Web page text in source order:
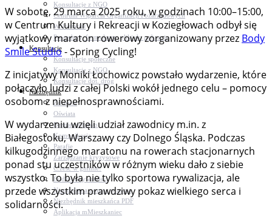
Konsultacje z NGO
Centrum Wsparcia Organizacji Pozarządowych
Wolontariat
Procedury, formularze, pliki do pobrania
Konsultacje
Konsultacje społeczne
Konsultacje z NGO
Konsultacje dot. dróg
Niezbędnik
Zdrowie
Oświata
Bezpieczeństwo
Komunikacja
Parafie
Zarządzanie kryzysowe
C.ześć w gminie!
Budżet obywatelski
Nieodpłatna pomoc prawna
Niezbędnik mieszkańca PDF
Aplikacja mMieszkaniec
W sobotę, 29 marca 2025 roku, w godzinach 10:00–15:00,
w Centrum Kultury i Rekreacji w Koziegłowach odbył się
wyjątkowy maraton rowerowy zorganizowany przez Body
Smile Studio- Spring Cycling!
Z inicjatywy Moniki Łochowicz powstało wydarzenie, które
połączyło ludzi z całej Polski wokół jednego celu – pomocy
osobom z niepełnosprawnościami.
W wydarzeniu wzięli udział zawodnicy m.in. z
Białegostoku, Warszawy czy Dolnego Śląska. Podczas
kilkugodzinnego maratonu na rowerach stacjonarnych
ponad stu uczestników w różnym wieku dało z siebie
wszystko. To była nie tylko sportowa rywalizacja, ale
przede wszystkim prawdziwy pokaz wielkiego serca i
solidarności.